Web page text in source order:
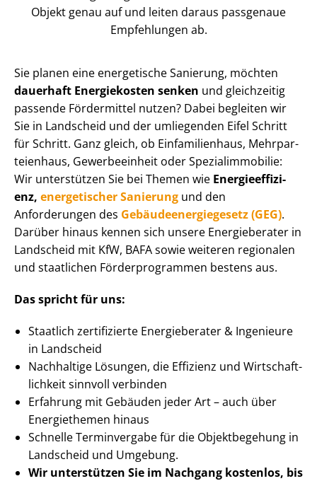
Objekt genau auf und leiten daraus passgenaue
Empfehlungen ab.
Sie planen eine energetische Sanierung, möchten
dauerhaft Energiekosten senken und gleichzeitig
passende Fördermittel nutzen? Dabei begleiten wir
Sie in Landscheid und der umliegenden Eifel Schritt
für Schritt. Ganz gleich, ob Einfamilienhaus, Mehr­par­
tei­en­haus, Gewerbeeinheit oder Spe­zi­al­im­mo­bi­lie:
Wir unterstützen Sie bei Themen wie En­er­gie­ef­fi­zi­
enz, energetischer Sanierung und den
Anforderungen des Ge­bäu­de­en­er­gie­ge­setz (GEG).
Darüber hinaus kennen sich unsere Energieberater in
Landscheid mit KfW, BAFA sowie weiteren regionalen
und staatlichen För­der­pro­gram­men bestens aus.
Das spricht für uns:
Staatlich zertifizierte Energieberater & Ingenieure
in Landscheid
Nachhaltige Lösungen, die Effizienz und Wirt­schaft­
lich­keit sinnvoll verbinden
Erfahrung mit Gebäuden jeder Art – auch über
Energiethemen hinaus
Schnelle Terminvergabe für die Objektbegehung in
Landscheid und Umgebung.
Wir unterstützen Sie im Nachgang kostenlos, bis